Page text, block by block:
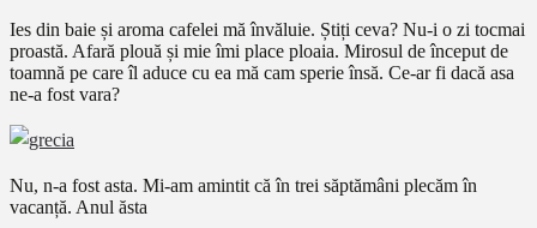
Ies din baie și aroma cafelei mă învăluie. Știți ceva? Nu-i o zi tocmai
proastă. Afară plouă și mie îmi place ploaia. Mirosul de început de
toamnă pe care îl aduce cu ea mă cam sperie însă. Ce-ar fi dacă asa
ne-a fost vara?
Nu, n-a fost asta. Mi-am amintit că în trei săptămâni plecăm în
vacanță. Anul ăsta